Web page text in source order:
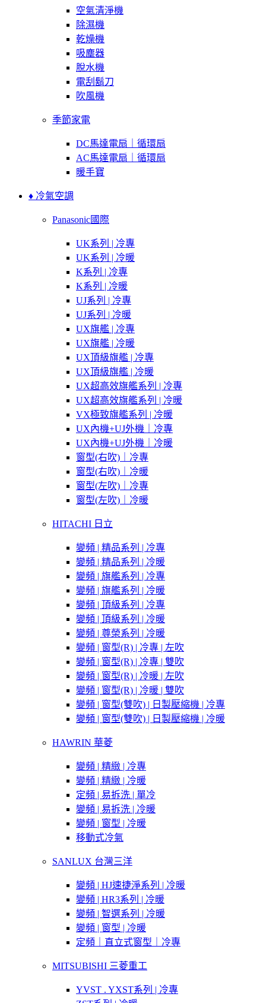
空氣清淨機
除濕機
乾燥機
吸塵器
脫水機
電刮鬍刀
吹風機
季節家電
DC馬達電扇｜循環扇
AC馬達電扇｜循環扇
暖手寶
♦ 冷氣空調
Panasonic國際
UK系列 | 冷專
UK系列 | 冷暖
K系列 | 冷專
K系列 | 冷暖
UJ系列 | 冷專
UJ系列 | 冷暖
UX旗艦 | 冷專
UX旗艦 | 冷暖
UX頂級旗艦 | 冷專
UX頂級旗艦 | 冷暖
UX超高效旗艦系列 | 冷專
UX超高效旗艦系列 | 冷暖
VX極致旗艦系列 | 冷暖
UX內機+UJ外機｜冷專
UX內機+UJ外機｜冷暖
窗型(右吹)｜冷專
窗型(右吹)｜冷暖
窗型(左吹)｜冷專
窗型(左吹)｜冷暖
HITACHI 日立
變頻 | 精品系列 | 冷專
變頻 | 精品系列 | 冷暖
變頻 | 旗艦系列 | 冷專
變頻 | 旗艦系列 | 冷暖
變頻 | 頂級系列 | 冷專
變頻 | 頂級系列 | 冷暖
變頻 | 尊榮系列 | 冷暖
變頻 | 窗型(R) | 冷專 | 左吹
變頻 | 窗型(R) | 冷專 | 雙吹
變頻 | 窗型(R) | 冷暖 | 左吹
變頻 | 窗型(R) | 冷暖 | 雙吹
變頻 | 窗型(雙吹) | 日製壓縮機 | 冷專
變頻 | 窗型(雙吹) | 日製壓縮機 | 冷暖
HAWRIN 華菱
變頻 | 精緻 | 冷專
變頻 | 精緻 | 冷暖
定頻 | 易拆洗 | 單冷
變頻 | 易拆洗 | 冷暖
變頻 | 窗型 | 冷暖
移動式冷氣
SANLUX 台灣三洋
變頻 | HJ速捷淨系列 | 冷暖
變頻 | HR3系列 | 冷暖
變頻 | 智選系列 | 冷暖
變頻 | 窗型 | 冷暖
定頻｜直立式窗型｜冷專
MITSUBISHI 三菱重工
YVST . YXST系列 | 冷專